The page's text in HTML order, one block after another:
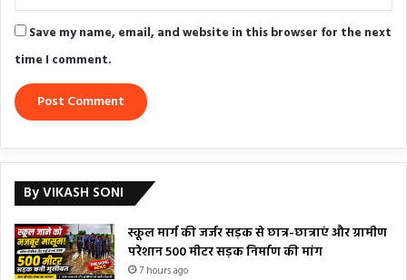
Save my name, email, and website in this browser for the next
time I comment.
By VIKASH SONI
स्कूल मार्ग की जर्जर सड़क से छात्र-छात्राएं और ग्रामीण
परेशान 500 मीटर सड़क निर्माण की मांग
7 hours ago